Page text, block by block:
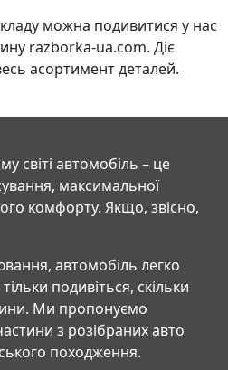
можна подивитися у нас
razborka-ua.com. Діє
асортимент деталей.
світі автомобіль – це
максимальної
комфорту. Якщо, звісно,
автомобіль легко
подивіться, скільки
Ми пропонуємо
з розібраних авто
походження.